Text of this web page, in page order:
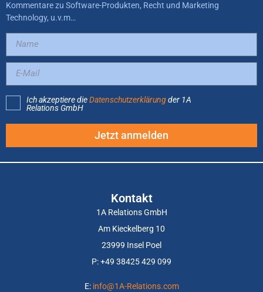
Kommentare zu Software-Produkten, Recht und Marketing
Technology, u.v.m…
Ich akzeptiere dieDatenschutzerklärungder 1A
Relations GmbH
Jetzt anmelden
Kontakt
1A Relations GmbH
Am Kieckelberg 10
23999 Insel Poel
P: +49 38425 429 099
E: info@1A-Relations.com